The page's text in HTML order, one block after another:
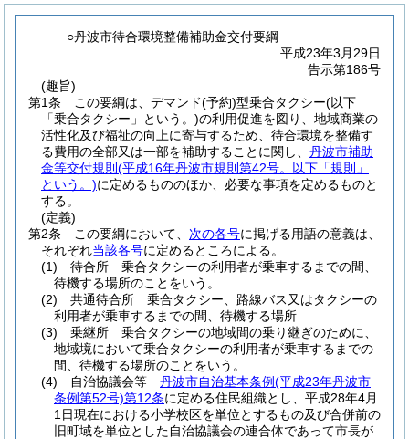
○丹波市待合環境整備補助金交付要綱
平成23年3月29日
告示第186号
(趣旨)
第1条
この要綱は、デマンド(予約)型乗合タクシー(以下
「乗合タクシー」という。)の利用促進を図り、地域商業の
活性化及び福祉の向上に寄与するため、待合環境を整備す
る費用の全部又は一部を補助することに関し、 丹波市補助
金等交付規則 (平成16年丹波市規則第42号。以下「規則」
という。)に定めるもののほか、必要な事項を定めるものと
する。
(定義)
第2条
この要綱において、 次の各号に掲げる用語の意義は、
それぞれ当該各号に定めるところによる。
(1)
待合所 乗合タクシーの利用者が乗車するまでの間、
待機する場所のことをいう。
(2)
共通待合所 乗合タクシー、路線バス又はタクシーの
利用者が乗車するまでの間、待機する場所
(3)
乗継所 乗合タクシーの地域間の乗り継ぎのために、
地域境において乗合タクシーの利用者が乗車するまでの
間、待機する場所のことをいう。
(4)
自治協議会等 丹波市自治基本条例(平成23年丹波市
条例第52号)第12条に定める住民組織とし、平成28年4月
1日現在における小学校区を単位とするもの及び合併前の
旧町域を単位とした自治協議会の連合体であって市長が